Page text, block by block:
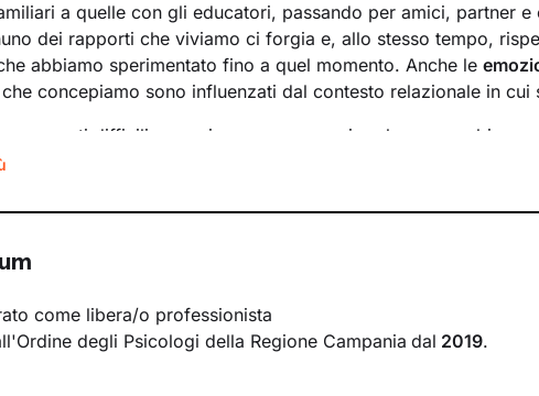
a quelle con gli educatori, passando per amici, partner e
dei rapporti che viviamo ci forgia e, allo stesso tempo,
abbiamo sperimentato fino a quel momento. Anche le
che concepiamo sono influenzati dal contesto relazionale in cui
momenti difficili e raggiungere un maggiore benessere
elementi che non ci rappresentano più e quali i
noi anche se spesso non ne siamo consapevoli.
insieme si baserà su accoglienza, ascolto e
nuovi pensieri e comportamenti, potrai vivere il tuo
soddisfacente e serena.
come libera/o professionista
degli Psicologi della Regione Campania dal 2019.